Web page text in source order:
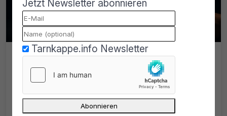
Claude AI rettet Bitcoin: KI öffnet
verlorenes 400.000-Dollar-Wallet
Claude AI rettet Bitcoin: Eine KI hilft dabei,
ein verlorenes Wallet mit fünf Bitcoin nach
Jetzt Newsletter abonnieren
Tarnkappe.info Newsletter